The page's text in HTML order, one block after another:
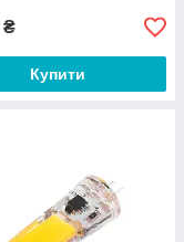
₴
Купити